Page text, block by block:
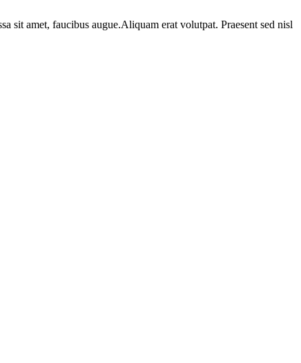
sit amet, faucibus augue.Aliquam erat volutpat. Praesent sed nisl